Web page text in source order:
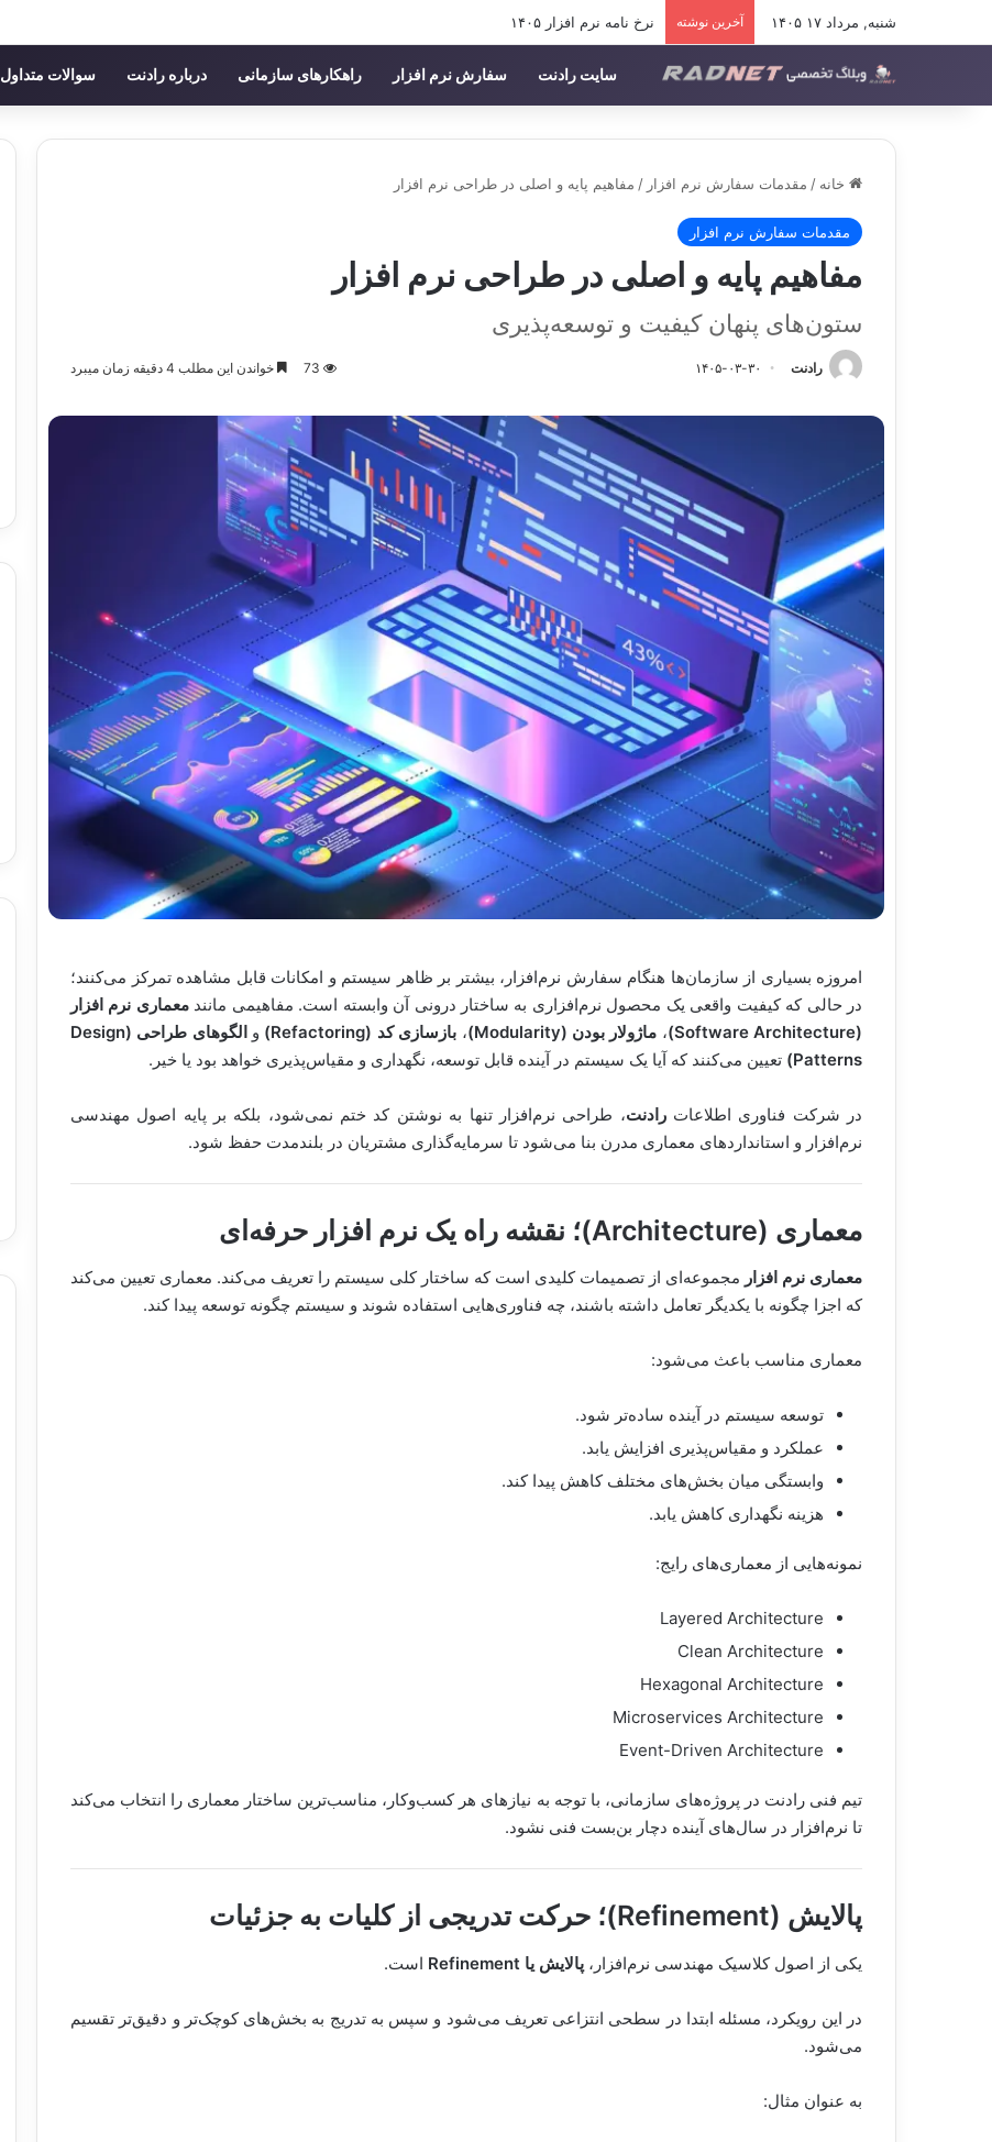
شنبه, مرداد ۱۷ ۱۴۰۵ آخرین نوشته نرخ نامه نرم افزار ۱۴۰۵
سایت رادنت سفارش نرم افزار راهکارهای سازمانی درباره رادنت سوالات متداول
خانه / مقدمات سفارش نرم افزار / مفاهیم پایه و اصلی در طراحی نرم افزار
مقدمات سفارش نرم افزار
مفاهیم پایه و اصلی در طراحی نرم افزار
ستون‌های پنهان کیفیت و توسعه‌پذیری
رادنت ۱۴۰۵-۰۳-۳۰ 73 خواندن این مطلب 4 دقیقه زمان میبرد
امروزه بسیاری از سازمان‌ها هنگام سفارش نرم‌افزار، بیشتر بر ظاهر سیستم و امکانات قابل مشاهده تمرکز می‌کنند؛
در حالی که کیفیت واقعی یک محصول نرم‌افزاری به ساختار درونی آن وابسته است. مفاهیمی مانندمعماری نرم افزار
(Software Architecture)
، ماژولار بودن (Modularity) ، بازسازی کد (Refactoring) و
الگوهای طراحی (Design
Patterns) تعیین می‌کنند که آیا یک سیستم در آینده قابل توسعه، نگهداری و مقیاس‌پذیری خواهد بود یا خیر.
در شرکت فناوری اطلاعاترادنت، طراحی نرم‌افزار تنها به نوشتن کد ختم نمی‌شود، بلکه بر پایه اصول مهندسی
نرم‌افزار و استانداردهای معماری مدرن بنا می‌شود تا سرمایه‌گذاری مشتریان در بلندمدت حفظ شود.
معماری (Architecture) ؛ نقشه راه یک نرم افزار حرفه‌ای
معماری نرم افزار مجموعه‌ای از تصمیمات کلیدی است که ساختار کلی سیستم را تعریف می‌کند. معماری تعیین می‌کند
که اجزا چگونه با یکدیگر تعامل داشته باشند، چه فناوری‌هایی استفاده شوند و سیستم چگونه توسعه پیدا کند.
معماری مناسب باعث می‌شود:
توسعه سیستم در آینده ساده‌تر شود.
عملکرد و مقیاس‌پذیری افزایش یابد.
وابستگی میان بخش‌های مختلف کاهش پیدا کند.
هزینه نگهداری کاهش یابد.
نمونه‌هایی از معماری‌های رایج:
Layered Architecture
Clean Architecture
Hexagonal Architecture
Microservices Architecture
Event-Driven Architecture
تیم فنی رادنت در پروژه‌های سازمانی، با توجه به نیازهای هر کسب‌وکار، مناسب‌ترین ساختار معماری را انتخاب می‌کند
تا نرم‌افزار در سال‌های آینده دچار بن‌بست فنی نشود.
پالایش (Refinement) ؛ حرکت تدریجی از کلیات به جزئیات
یکی از اصول کلاسیک مهندسی نرم‌افزار، پالایش یا Refinement است.
در این رویکرد، مسئله ابتدا در سطحی انتزاعی تعریف می‌شود و سپس به تدریج به بخش‌های کوچک‌تر و دقیق‌تر تقسیم
می‌شود.
به عنوان مثال: